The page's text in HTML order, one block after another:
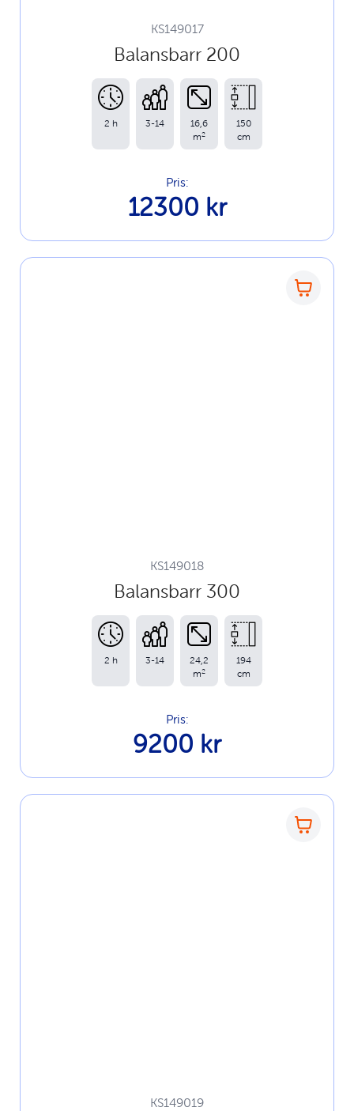
KS149017
Balansbarr 200
2 h 3-14
16,6
m2
150
cm
Pris:
12300 kr
KS149018
Balansbarr 300
2 h 3-14
24,2
m2
194
cm
Pris:
9200 kr
KS149019